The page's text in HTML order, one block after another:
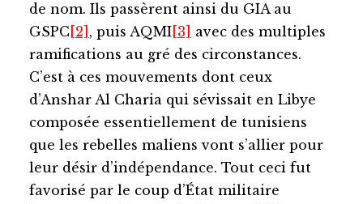
de nom. Ils passèrent ainsi du GIA au
GSPC [2] , puis AQMI [3]
avec des multiples
ramifications au gré des circonstances.
C’est à ces mouvements dont ceux
d’Anshar Al Charia qui sévissait en Libye
composée essentiellement de tunisiens
que les rebelles maliens vont s’allier pour
leur désir d’indépendance. Tout ceci fut
favorisé par le coup d’État militaire